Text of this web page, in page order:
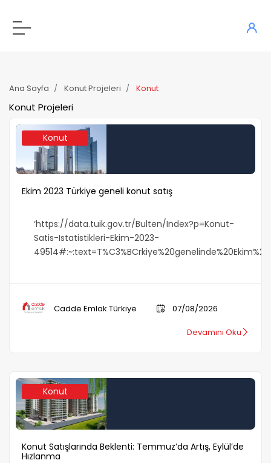
Ana Sayfa Konut Projeleri Konut
Konut Projeleri
Konut
Ekim 2023 Türkiye geneli konut satış
‘https://data.tuik.gov.tr/Bulten/Index?p=Konut-
Satis-Istatistikleri-Ekim-2023-
Cadde Emlak Türkiye 07/08/2026
Devamını Oku
Konut
Konut Satışlarında Beklenti: Temmuz’da Artış, Eylül’de
Hızlanma